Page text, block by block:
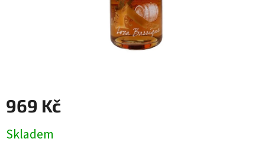
969 Kč
cena:
Skladem